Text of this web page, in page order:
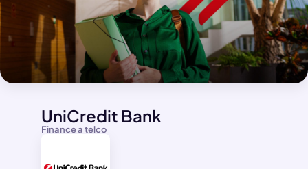
Finance a telco
UniCredit Bank